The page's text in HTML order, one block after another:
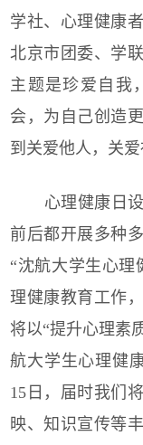
学社、心理健康
北京市团委、学
主题是珍爱自我
会，为自己创造
到关爱他人，关爱
心理健康日
前后都开展多种
“沈航大学生心理
理健康教育工作
将以“提升心理素
航大学生心理健
15 日，届时我们
映、知识宣传等